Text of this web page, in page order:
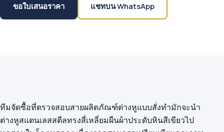
ขอใบเสนอราคา แชทบน WhatsApp
ทีมจัดซื้อที่ตรวจสอบสายผลิตภัณฑ์ต่างหูแบบสั่งทำมักจะนำ
ต่างหูสแตนเลสสตีลทรงสี่เหลี่ยมผืนผ้าประดับหินสีเขียวไป